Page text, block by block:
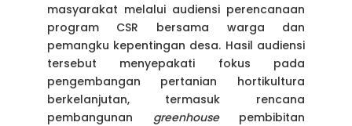
masyarakat melalui audiensi perencanaan
program CSR bersama warga dan
pemangku kepentingan desa. Hasil audiensi
tersebut menyepakati fokus pada
pengembangan pertanian hortikultura
berkelanjutan, termasuk rencana
pembangunan greenhouse pembibitan